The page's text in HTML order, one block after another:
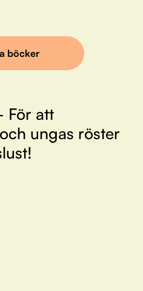
böcker
För att
ungas röster